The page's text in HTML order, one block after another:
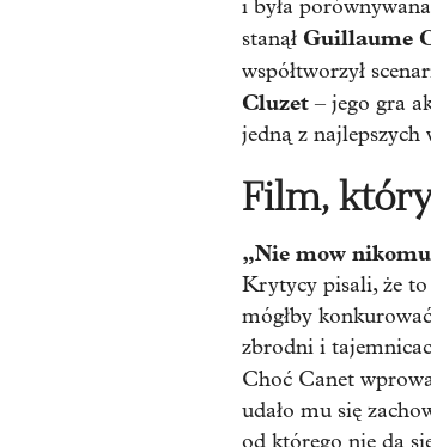
i była
stanął Guillaume
współtworzył
Cluzet – jego gra
jedną z najlepszych
Film, który
„Nie mow
Krytycy pisali, że
mógłby
zbrodni i
Choć Canet
udało mu się
od którego nie da